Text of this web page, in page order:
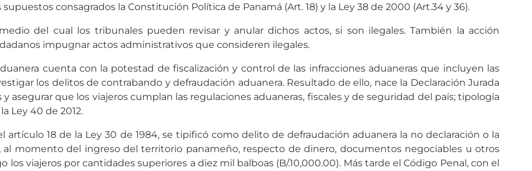
consagrados la Constitución Política de Panamá (Art. 18) y la Ley 38 de 2000 (Art.34 y 36).
del cual los tribunales pueden revisar y anular dichos actos, si son ilegales. También la acción
impugnar actos administrativos que consideren ilegales.
cuenta con la potestad de fiscalización y control de las infracciones aduaneras que incluyen las
los delitos de contrabando y defraudación aduanera. Resultado de ello, nace la Declaración Jurada
asegurar que los viajeros cumplan las regulaciones aduaneras, fiscales y de seguridad del país; tipología
Ley 40 de 2012.
18 de la Ley 30 de 1984, se tipificó como delito de defraudación aduanera la no declaración o la
al momento del ingreso del territorio panameño, respecto de dinero, documentos negociables u otros
viajeros por cantidades superiores a diez mil balboas (B/.10,000.00). Más tarde el Código Penal, con el